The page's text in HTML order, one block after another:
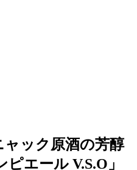
ック原酒の芳醇
エール V.S.O」